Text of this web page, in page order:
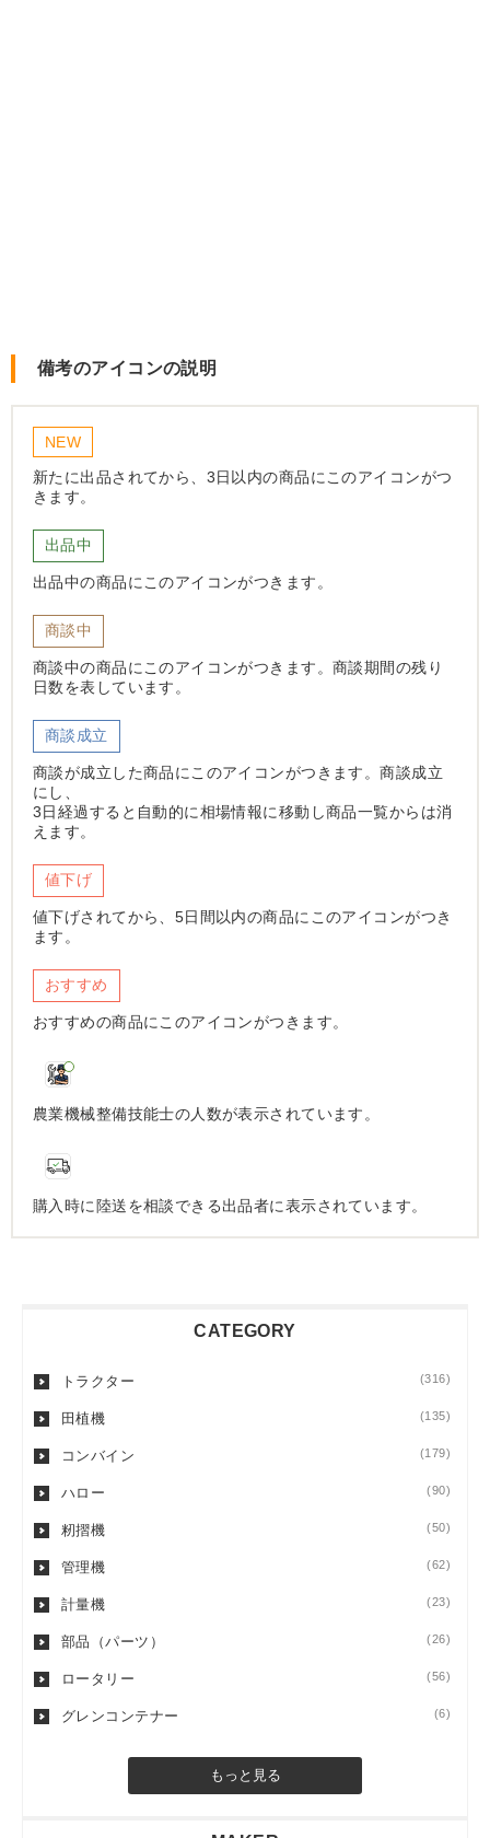
備考のアイコンの説明
NEW
新たに出品されてから、3日以内の商品にこのアイコンがつ
きます。
出品中
出品中の商品にこのアイコンがつきます。
商談中
商談中の商品にこのアイコンがつきます。商談期間の残り
日数を表しています。
商談成立
商談が成立した商品にこのアイコンがつきます。商談成立
にし、
3日経過すると自動的に相場情報に移動し商品一覧からは消
えます。
値下げ
値下げされてから、5日間以内の商品にこのアイコンがつき
ます。
おすすめ
おすすめの商品にこのアイコンがつきます。
農業機械整備技能士の人数が表示されています。
購入時に陸送を相談できる出品者に表示されています。
CATEGORY
トラクター (316)
田植機 (135)
コンバイン (179)
ハロー (90)
籾摺機 (50)
管理機 (62)
計量機 (23)
部品（パーツ） (26)
ロータリー (56)
グレンコンテナー (6)
もっと見る